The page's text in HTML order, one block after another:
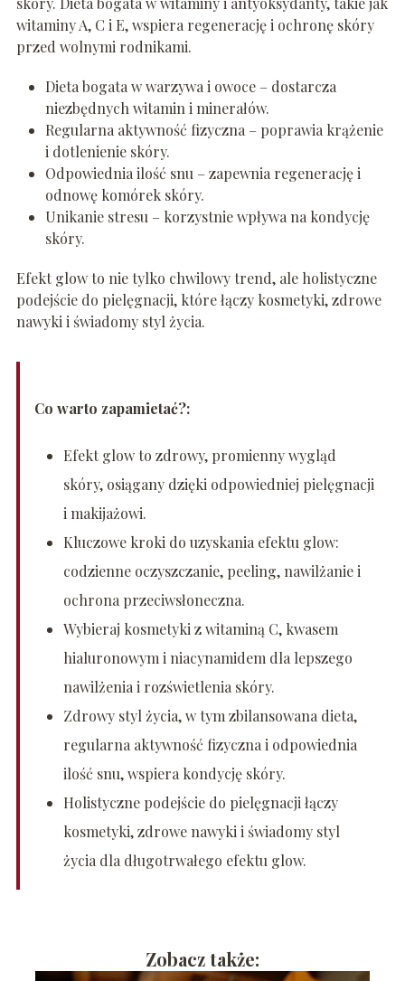
witaminy A, C i E, wspiera regenerację i ochronę skóry
przed wolnymi rodnikami.
Dieta bogata w warzywa i owoce – dostarcza
niezbędnych witamin i minerałów.
Regularna aktywność fizyczna – poprawia krążenie
i dotlenienie skóry.
Odpowiednia ilość snu – zapewnia regenerację i
odnowę komórek skóry.
Unikanie stresu – korzystnie wpływa na kondycję
skóry.
Efekt glow to nie tylko chwilowy trend, ale holistyczne
podejście do pielęgnacji, które łączy kosmetyki, zdrowe
nawyki i świadomy styl życia.
Co warto zapamietać?:
Efekt glow to zdrowy, promienny wygląd
skóry, osiągany dzięki odpowiedniej pielęgnacji
i makijażowi.
Kluczowe kroki do uzyskania efektu glow:
codzienne oczyszczanie, peeling, nawilżanie i
ochrona przeciwsłoneczna.
Wybieraj kosmetyki z witaminą C, kwasem
hialuronowym i niacynamidem dla lepszego
nawilżenia i rozświetlenia skóry.
Zdrowy styl życia, w tym zbilansowana dieta,
regularna aktywność fizyczna i odpowiednia
ilość snu, wspiera kondycję skóry.
Holistyczne podejście do pielęgnacji łączy
kosmetyki, zdrowe nawyki i świadomy styl
życia dla długotrwałego efektu glow.
Zobacz także: